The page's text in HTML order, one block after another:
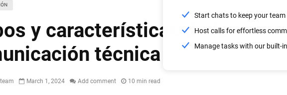
Start chats to keep your team
Host calls for effortless
Manage tasks with our built-
y características de la
técnica
March 1, 2024 Add comment 10 min read